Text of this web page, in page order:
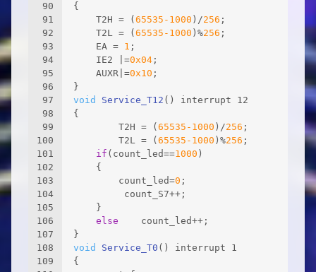
90
91
92
93
94
95
96
97
98
99
100
101
102
103
104
105
106
107
108
109
{
	T2H = (
65535 -1000 )/256 ;
	T2L = (
65535 -1000 )%256 ;
	EA =
1 ;
	IE2 |=
0x04 ;
	AUXR|=
0x10 ;
}
void
Service_T12 ()
interrupt 12
{
		T2H = (
65535 -1000 )/256 ;
		T2L = (
65535 -1000 )%256 ;
if (count_led==1000 )
	{
		count_led=
0 ;
		 count_S7++;
	}
else
count_led++;
}
void
Service_T0 ()
interrupt 1
{